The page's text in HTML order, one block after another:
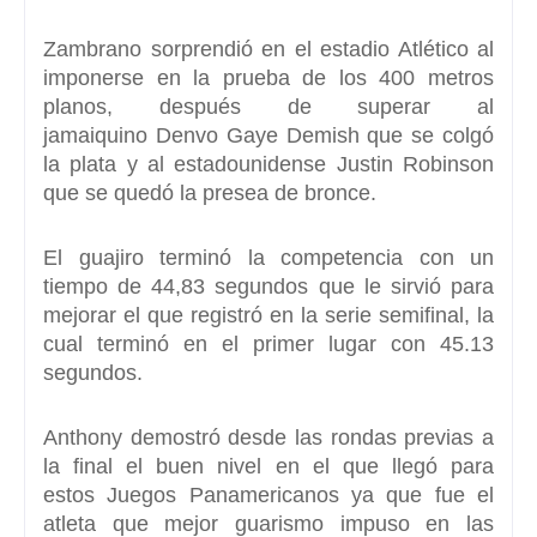
Zambrano sorprendió en el estadio Atlético al
imponerse en la prueba de los400 metros
planos, después
de superar al
jamaiquino Denvo Gaye Demish que se colgó
la plata y al estadounidense Justin Robinson
que se quedó la presea de bronce.
El guajiro terminó la competencia con un
tiempo de44,83 segundos que le sirvió para
mejorar el que registró en la serie semifinal, la
cual terminó en el primer lugar con 45.13
segundos.
Anthony demostró desde las rondas previas a
la final el buen nivel en el que llegó para
estosJuegos Panamericanosya que fue el
atleta que mejor guarismo impuso en las